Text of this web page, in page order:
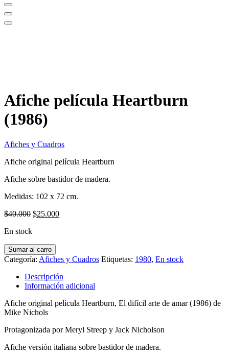
Afiche película Heartburn
(1986)
Afiches y Cuadros
Afiche original película Heartburn
Afiche sobre bastidor de madera.
Medidas: 102 x 72 cm.
$40.000 El
$40.000.
$25.000El
En stock
Afiche
película
Heartburn
(1986)
cantidad
Sumar al carro
Categoría: Afiches y Cuadros Etiquetas: 1980, En stock
Descripción
Información adicional
Afiche original película Heartburn, El difícil arte de amar (1986) de
Mike Nichols
Protagonizada por Meryl Streep y Jack Nicholson
Afiche versión italiana sobre bastidor de madera.